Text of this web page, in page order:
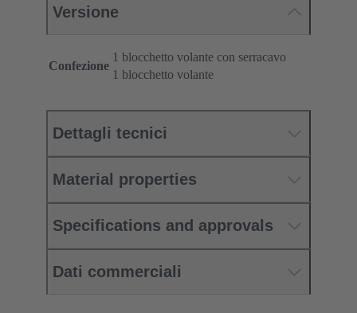
Versione
Confezione
1 blocchetto volante con serracavo
1 blocchetto volante
Dettagli tecnici
Material properties
Specifications and approvals
Dati commerciali